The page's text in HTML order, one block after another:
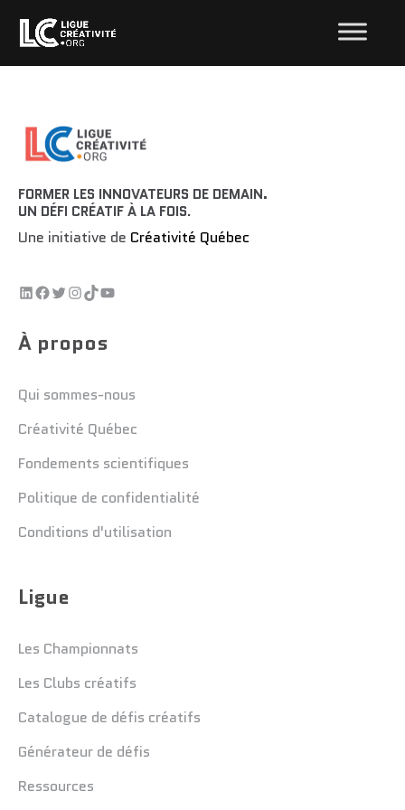
FORMER LES INNOVATEURS DE DEMAIN.
UN DÉFI CRÉATIF À LA FOIS.
Une initiative de Créativité Québec
À propos
Qui sommes-nous
Créativité Québec
Fondements scientifiques
Politique de confidentialité
Conditions d'utilisation
Ligue
Les Championnats
Les Clubs créatifs
Catalogue de défis créatifs
Générateur de défis
Ressources